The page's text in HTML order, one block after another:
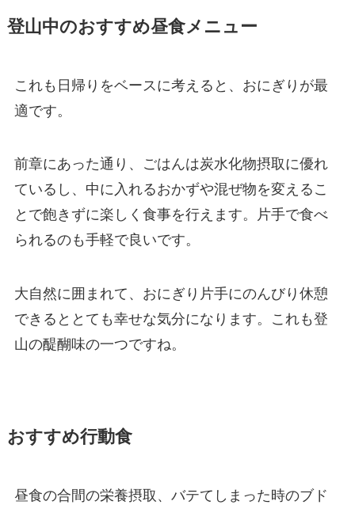
登山中のおすすめ昼食メニュー
これも日帰りをベースに考えると、おにぎりが最
適です。
前章にあった通り、ごはんは炭水化物摂取に優れ
ているし、中に入れるおかずや混ぜ物を変えるこ
とで飽きずに楽しく食事を行えます。片手で食べ
られるのも手軽で良いです。
大自然に囲まれて、おにぎり片手にのんびり休憩
できるととても幸せな気分になります。これも登
山の醍醐味の一つですね。
おすすめ行動食
昼食の合間の栄養摂取、バテてしまった時のブド